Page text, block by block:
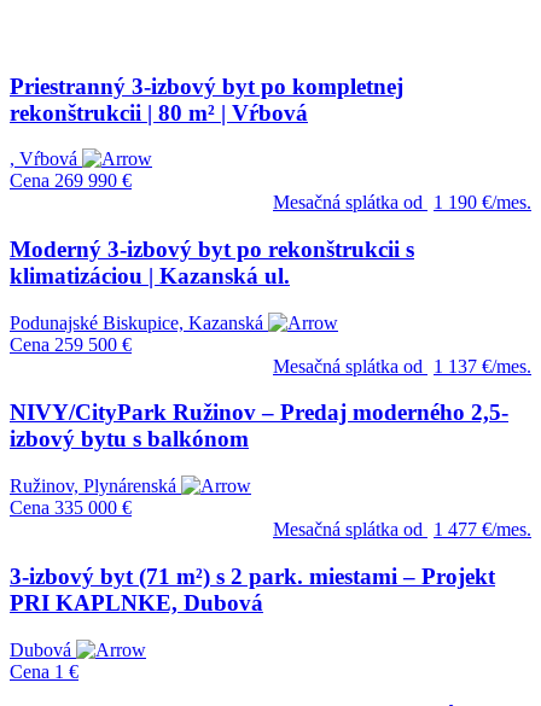
Priestranný 3-izbový byt po kompletnej
rekonštrukcii | 80 m² | Vŕbová
, Vŕbová
Cena 269 990 €
Mesačná splátka od
1 190 €/mes.
Moderný 3-izbový byt po rekonštrukcii s
klimatizáciou | Kazanská ul.
Podunajské Biskupice, Kazanská
Cena 259 500 €
Mesačná splátka od
1 137 €/mes.
NIVY/CityPark Ružinov – Predaj moderného 2,5-
izbový bytu s balkónom
Ružinov, Plynárenská
Cena 335 000 €
Mesačná splátka od
1 477 €/mes.
3-izbový byt (71 m²) s 2 park. miestami – Projekt
PRI KAPLNKE, Dubová
Dubová
Cena 1 €